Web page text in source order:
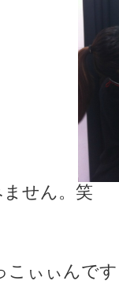
せん。笑
こぃぃんで